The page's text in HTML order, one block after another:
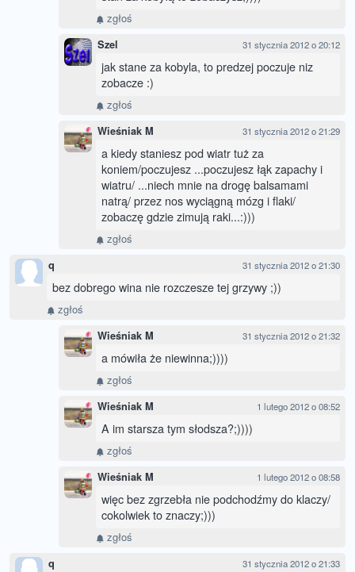
zgłoś
Szel 31 stycznia 2012 o 20:12
jak stane za kobyla, to predzej poczuje niz
zobacze :)
zgłoś
Wieśniak M 31 stycznia 2012 o 21:29
a kiedy staniesz pod wiatr tuż za
koniem/poczujesz ...poczujesz łąk zapachy i
wiatru/ ...niech mnie na drogę balsamami
natrą/ przez nos wyciągną mózg i flaki/
zobaczę gdzie zimują raki...:)))
zgłoś
q 31 stycznia 2012 o 21:30
bez dobrego wina nie rozczesze tej grzywy ;))
zgłoś
Wieśniak M 31 stycznia 2012 o 21:32
a mówiła że niewinna;))))
zgłoś
Wieśniak M 1 lutego 2012 o 08:52
A im starsza tym słodsza?;))))
zgłoś
Wieśniak M 1 lutego 2012 o 08:58
więc bez zgrzebła nie podchodźmy do klaczy/
cokolwiek to znaczy;)))
zgłoś
q 31 stycznia 2012 o 21:33